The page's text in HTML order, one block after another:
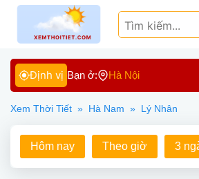
Định vị Bạn ở: Hà Nội
Xem Thời Tiết » Hà Nam » Lý Nhân
Hôm nay Theo giờ 3